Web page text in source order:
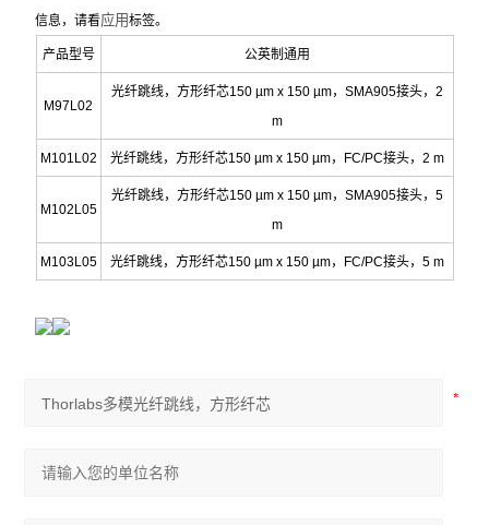
信息，请看应用标签。
产品型号 公英制通用
M97L02
光纤跳线，方形纤芯150 µm x 150 µm，SMA905接头，2
m
M101L02 光纤跳线，方形纤芯150 µm x 150 µm，FC/PC接头，2 m
M102L05
光纤跳线，方形纤芯150 µm x 150 µm，SMA905接头，5
m
M103L05 光纤跳线，方形纤芯150 µm x 150 µm，FC/PC接头，5 m